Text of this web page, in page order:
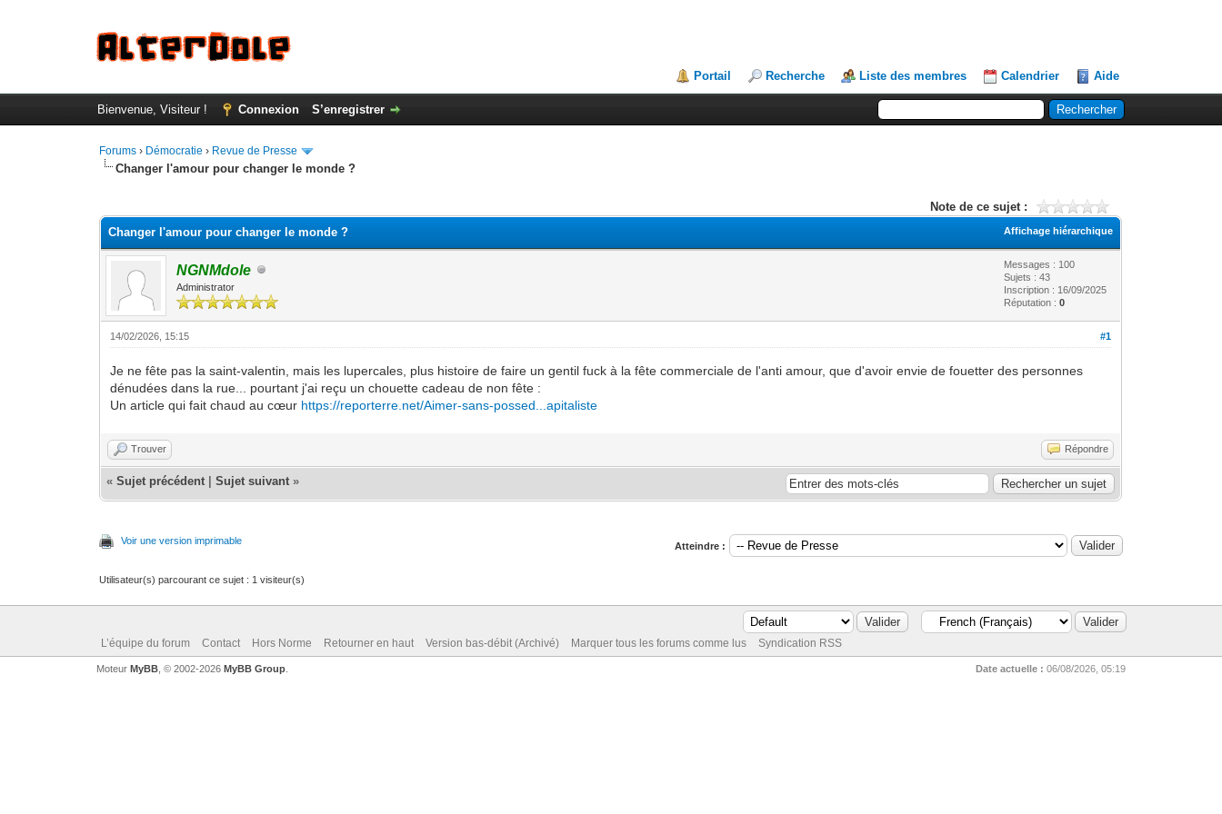
Portail Recherche Liste des membres Calendrier Aide
Bienvenue, Visiteur ! Connexion S’enregistrer
Forums › Démocratie › Revue de Presse
Changer l'amour pour changer le monde ?
Note de ce sujet :
Affichage hiérarchique
Changer l'amour pour changer le monde ?
NGNMdole
Administrator
Messages : 100
Sujets : 43
Inscription : 16/09/2025
Réputation :0
#1
14/02/2026, 15:15
Je ne fête pas la saint-valentin, mais les lupercales, plus histoire de faire un gentil fuck à la fête commerciale de l'anti amour, que d'avoir envie de fouetter des personnes
dénudées dans la rue... pourtant j'ai reçu un chouette cadeau de non fête :
Un article qui fait chaud au cœur https://reporterre.net/Aimer-sans-possed...apitaliste
Trouver Répondre
«Sujet précédent |Sujet suivant »
Voir une version imprimable Atteindre :
Utilisateur(s) parcourant ce sujet : 1 visiteur(s)
L’équipe du forum Contact Hors Norme Retourner en haut Version bas-débit (Archivé) Marquer tous les forums comme lus Syndication RSS
Date actuelle : 06/08/2026, 05:19
Moteur MyBB, © 2002-2026 MyBB Group.